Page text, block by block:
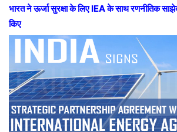
भारत ने ऊर्जा सुरक्षा के लिए IEA के साथ रणनीतिक
किए